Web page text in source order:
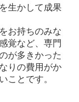
生かして成果
お持ちのみな
覚など、専門
が多きかった
りの費用がか
ことです。